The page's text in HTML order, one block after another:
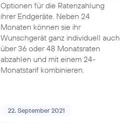
Optionen für die Ratenzahlung
ihrer Endgeräte. Neben 24
Monaten können sie ihr
Wunschgerät ganz individuell auch
über 36 oder 48 Monatsraten
abzahlen und mit einem 24-
Monatstarif kombinieren.
22. September 2021